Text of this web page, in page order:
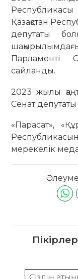
Қазақстан
депутаты
Парламенті
сайланды.
2023 жылы
Сенат
«Парасат»,
мерекелік